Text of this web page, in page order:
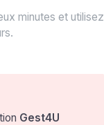
minutes et utilisez
Gest4U